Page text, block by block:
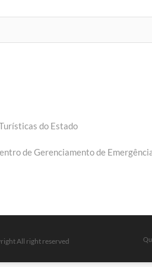
do Estado
de Gerenciamento de
All right reserved